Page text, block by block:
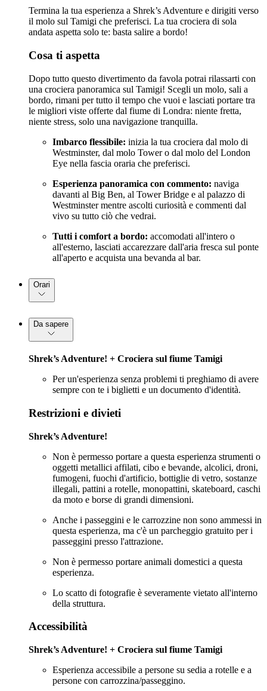
Termina la tua esperienza a Shrek’s Adventure e dirigiti verso
il molo sul Tamigi che preferisci. La tua crociera di sola
andata aspetta solo te: basta salire a bordo!
Cosa ti aspetta
Dopo tutto questo divertimento da favola potrai rilassarti con
una crociera panoramica sul Tamigi! Scegli un molo, sali a
bordo, rimani per tutto il tempo che vuoi e lasciati portare tra
le migliori viste offerte dal fiume di Londra: niente fretta,
niente stress, solo una navigazione tranquilla.
Imbarco flessibile: inizia la tua crociera dal molo di
Westminster, dal molo Tower o dal molo del London
Eye nella fascia oraria che preferisci.
Esperienza panoramica con commento: naviga
davanti al Big Ben, al Tower Bridge e al palazzo di
Westminster mentre ascolti curiosità e commenti dal
vivo su tutto ciò che vedrai.
Tutti i comfort a bordo: accomodati all'intero o
all'esterno, lasciati accarezzare dall'aria fresca sul ponte
all'aperto e acquista una bevanda al bar.
Orari
Da sapere
Shrek’s Adventure! + Crociera sul fiume Tamigi
Per un'esperienza senza problemi ti preghiamo di avere
sempre con te i biglietti e un documento d'identità.
Restrizioni e divieti
Shrek’s Adventure!
Non è permesso portare a questa esperienza strumenti o
oggetti metallici affilati, cibo e bevande, alcolici, droni,
fumogeni, fuochi d'artificio, bottiglie di vetro, sostanze
illegali, pattini a rotelle, monopattini, skateboard, caschi
da moto e borse di grandi dimensioni.
Anche i passeggini e le carrozzine non sono ammessi in
questa esperienza, ma c'è un parcheggio gratuito per i
passeggini presso l'attrazione.
Non è permesso portare animali domestici a questa
esperienza.
Lo scatto di fotografie è severamente vietato all'interno
della struttura.
Accessibilità
Shrek’s Adventure! + Crociera sul fiume Tamigi
Esperienza accessibile a persone su sedia a rotelle e a
persone con carrozzina/passeggino.